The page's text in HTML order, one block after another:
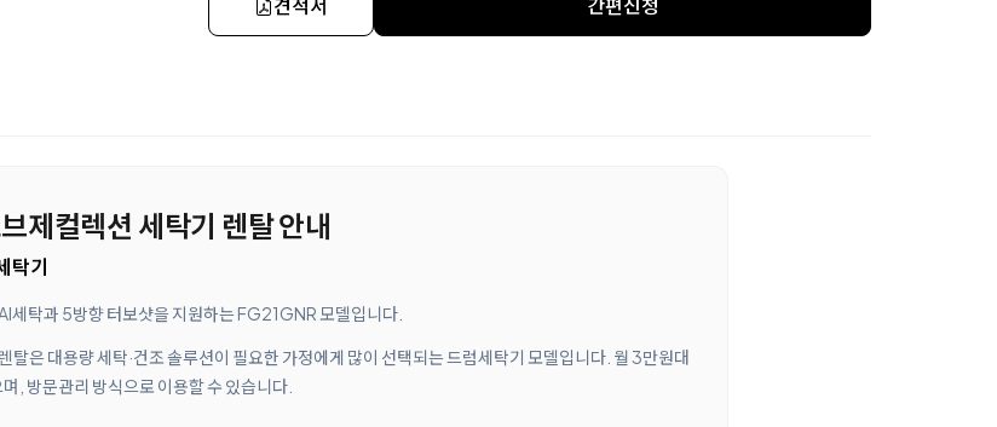
견적서 간편신청
제컬렉션 세탁기 렌탈 안내
탁기
세탁과 5방향 터보샷을 지원하는 FG21GNR 모델입니다.
은 대용량 세탁·건조 솔루션이 필요한 가정에게 많이 선택되는 드럼세탁기 모델입니다. 월 3만원대
, 방문관리 방식으로 이용할 수 있습니다.